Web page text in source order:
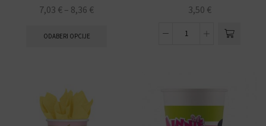
7,03 € – 8,36 €
ODABERI OPCIJE
3,50 €